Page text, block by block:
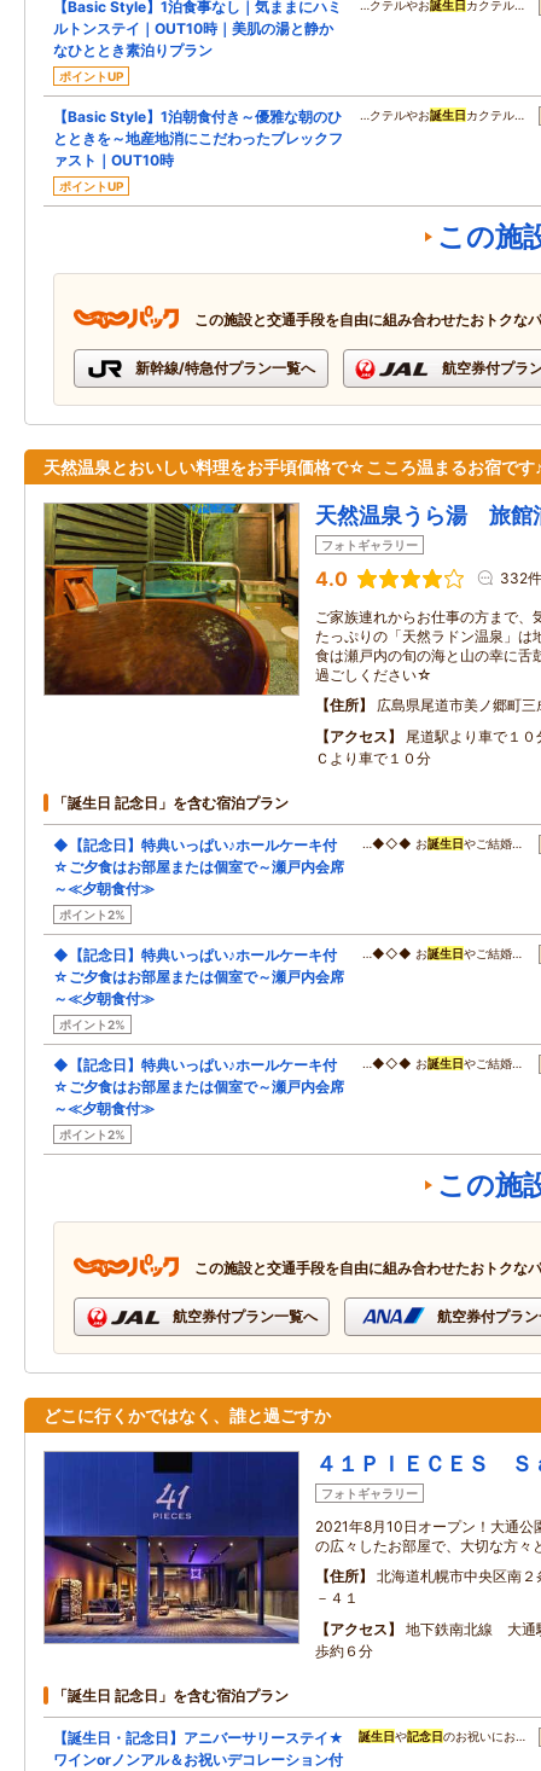
【Basic Style】1泊食事なし｜気ままにハミ
ルトンステイ｜OUT10時｜美肌の湯と静か
なひととき素泊りプラン
ポイントUP
…クテルやお誕生日 カクテル…
【Basic Style】1泊朝食付き～優雅な朝のひ
とときを～地産地消にこだわったブレックフ
ァスト｜OUT10時
ポイントUP
…クテルやお誕生日 カクテル…
この施
この施設と交通手段を自由に組み合わせたおトクな
新幹線/特急付プラン一覧へ 航空券付プラ
天然温泉とおいしい料理をお手頃価格で☆こころ温まるお宿です
天然温泉うら湯 旅館
フォトギャラリー
4.0 332件
ご家族連れからお仕事の方まで、
たっぷりの「天然ラドン温泉」は
食は瀬戸内の旬の海と山の幸に舌
過ごしください☆
住所
広島県尾道市美ノ郷町
アクセス
尾道駅より車で１
Ｃより車で１０分
「誕生日 記念日」を含む宿泊プラン
◆【記念日】特典いっぱい♪ホールケーキ付
☆ご夕食はお部屋または個室で～瀬戸内会席
～≪夕朝食付≫
ポイント2%
…◆◇◆ お誕生日やご結婚…
◆【記念日】特典いっぱい♪ホールケーキ付
☆ご夕食はお部屋または個室で～瀬戸内会席
～≪夕朝食付≫
ポイント2%
…◆◇◆ お誕生日やご結婚…
◆【記念日】特典いっぱい♪ホールケーキ付
☆ご夕食はお部屋または個室で～瀬戸内会席
～≪夕朝食付≫
ポイント2%
…◆◇◆ お誕生日やご結婚…
この施
この施設と交通手段を自由に組み合わせたおトクな
航空券付プラン一覧へ 航空券付プラ
どこに行くかではなく、誰と過ごすか
４１ＰＩＥＣＥＳ Ｓ
フォトギャラリー
2021年8月10日オープン！大通
の広々したお部屋で、大切な方々
住所
北海道札幌市中央区南
－４１
アクセス
地下鉄南北線 大通
歩約６分
「誕生日 記念日」を含む宿泊プラン
【誕生日・記念日】アニバーサリーステイ★
ワインorノンアル＆お祝いデコレーション付
誕生日や記念日のお祝いにお…